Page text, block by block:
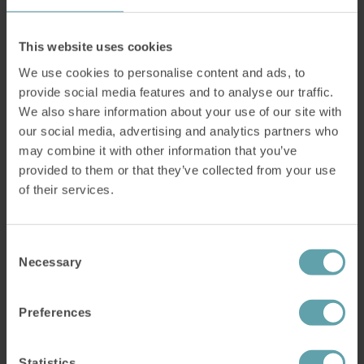
This website uses cookies
We use cookies to personalise content and ads, to
provide social media features and to analyse our traffic.
We also share information about your use of our site with
our social media, advertising and analytics partners who
may combine it with other information that you’ve
provided to them or that they’ve collected from your use
of their services.
Selection
Necessary
Preferences
Alles, was ich sagen
kann, ist, dass dieses
Gerät funktioniert
Sechs Monate später kann ich nicht
beschreiben, wie fantastisch dieses Gerät ist. Ich
nehme jetzt nur noch 10 mg Omeprazol täglich
nehme kein Calciumcarbonat mehr. Ich habe
keine schweren Magenschmerzen mehr, ich
habe jetzt nur noch selten
Verdauungsbeschwerden, und ich habe keine
nächtlichen